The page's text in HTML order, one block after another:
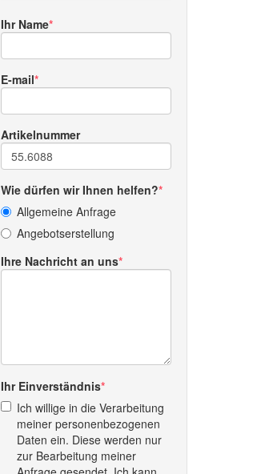
Ihr Name
E-mail
Artikelnummer
Wie dürfen wir Ihnen helfen?
Allgemeine Anfrage
Angebotserstellung
Ihre Nachricht an uns
Ihr Einverständnis
Ich willige in die Verarbeitung
meiner personenbezogenen
Daten ein. Diese werden nur
zur Bearbeitung meiner